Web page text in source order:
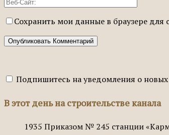
Сохранить мои данные в браузере для
Подпишитесь на уведомления о новых
В этот день на строительстве канала
1935 Приказом № 245 станции